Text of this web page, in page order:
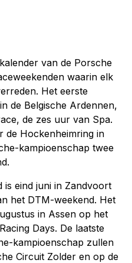
van de Porsche
waarin elk
Het eerste
de Belgische Ardennen,
de zes uur van Spa.
de Hockenheimring in
kampioenschap twee
is eind juni in Zandvoort
het DTM-weekend. Het
in Assen op het
Days. De laatste
kampioenschap zullen
Circuit Zolder en op de